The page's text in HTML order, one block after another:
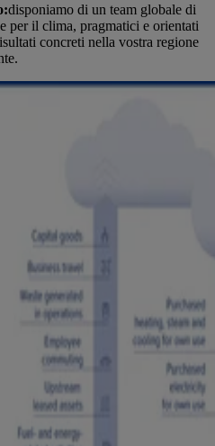
disponiamo di un team globale di
per il clima, pragmatici e orientati
concreti nella vostra regione